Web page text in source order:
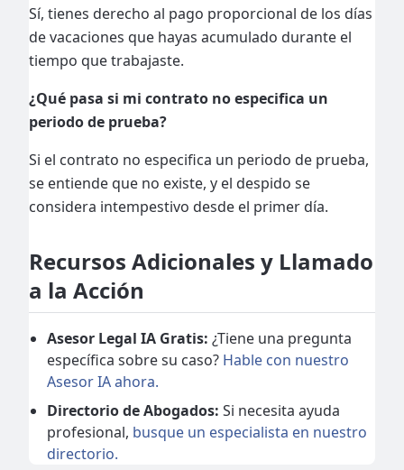
Sí, tienes derecho al pago proporcional de los días
de vacaciones que hayas acumulado durante el
tiempo que trabajaste.
¿Qué pasa si mi contrato no especifica un
periodo de prueba?
Si el contrato no especifica un periodo de prueba,
se entiende que no existe, y el despido se
considera intempestivo desde el primer día.
Recursos Adicionales y Llamado
a la Acción
Asesor Legal IA Gratis: ¿Tiene una pregunta
específica sobre su caso? Hable con nuestro
Asesor IA ahora.
Directorio de Abogados: Si necesita ayuda
profesional, busque un especialista en nuestro
directorio.